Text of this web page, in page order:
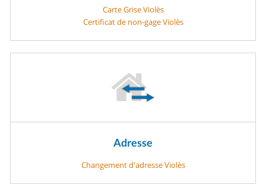
Carte Grise Violès
Certificat de non-gage Violès
Adresse
Changement d'adresse Violès